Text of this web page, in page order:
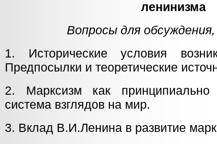
ленинизма
Вопросы для обсуждения,
1. Исторические условия
Предпосылки и теоретические
2. Марксизм как
система взглядов на мир.
3. Вклад В.И.Ленина в развитие